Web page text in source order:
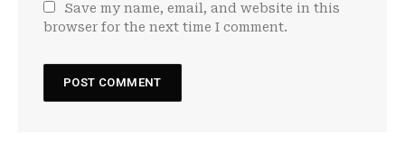
Save my name, email, and website in this
browser for the next time I comment.